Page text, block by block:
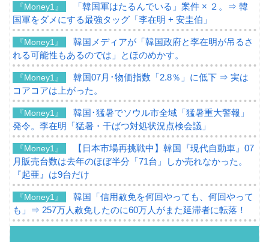
『Money1』
「韓国軍はたるんでいる」案件 × ２。⇒ 韓
国軍をダメにする最強タッグ「李在明 + 安圭伯」
『Money1』
韓国メディアが「韓国政府と李在明が吊るさ
れる可能性もあるのでは」とほのめかす。
『Money1』
韓国07月･物価指数「2.8％」に低下 ⇒ 実は
コアコアは上がった。
『Money1』
韓国･猛暑でソウル市全域「猛暑重大警報」
発令。李在明「猛暑・干ばつ対処状況点検会議」
『Money1』
【日本市場再挑戦中】韓国『現代自動車』07
月販売台数は去年のほぼ半分「71台」しか売れなかった。
『起亜』は9台だけ
『Money1』
韓国「信用赦免を何回やっても、何回やって
も」⇒ 257万人赦免したのに60万人がまた延滞者に転落！